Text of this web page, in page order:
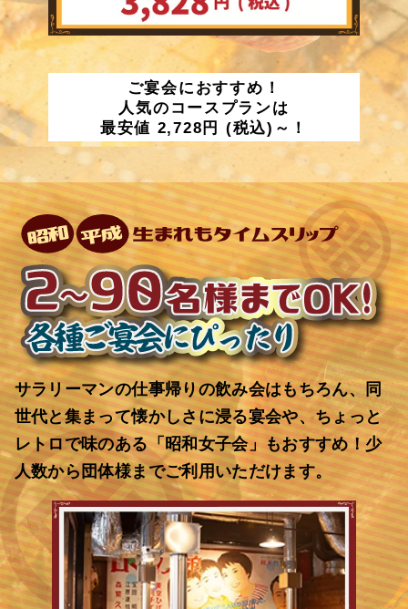
ご宴会におすすめ！
人気のコースプランは
最安値 2,728円 (税込)～！
サラリーマンの仕事帰りの飲み会はもちろん、同
世代と集まって懐かしさに浸る宴会や、ちょっと
レトロで味のある「昭和女子会」もおすすめ！少
人数から団体様までご利用いただけます。